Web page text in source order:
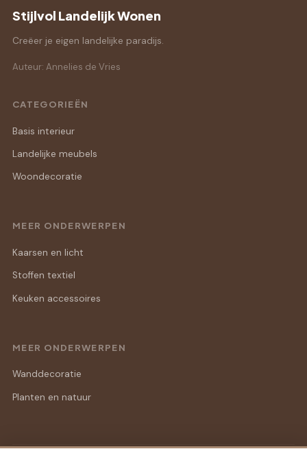
Stijlvol Landelijk Wonen
Creëer je eigen landelijke paradijs.
Auteur: Annelies de Vries
CATEGORIEËN
Basis interieur
Landelijke meubels
Woondecoratie
MEER ONDERWERPEN
Kaarsen en licht
Stoffen textiel
Keuken accessoires
MEER ONDERWERPEN
Wanddecoratie
Planten en natuur